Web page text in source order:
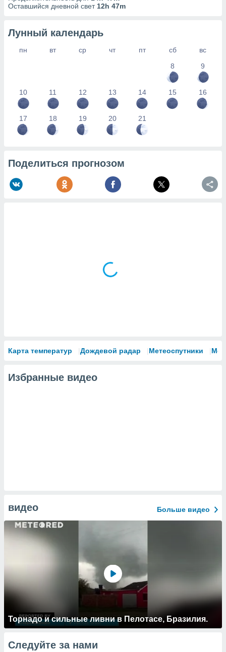
Оставшийся дневной свет 12h 47m
Лунный календарь
пн вт ср чт пт сб
вс
8
9
10 11 12 13 14 15 16
17 18 19 20 21
Поделиться прогнозом
Карта температур Дождевой радар Метеоспутники
Избранные видео
видео Больше видео
Торнадо и сильные ливни в Пелотасе, Бразилия.
Следуйте за нами